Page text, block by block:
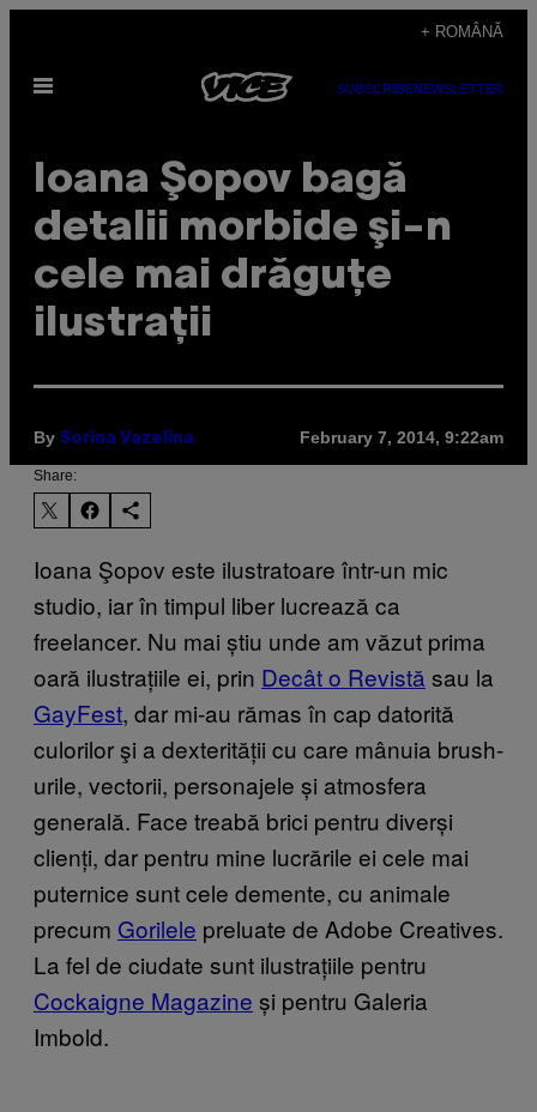
content
+ ROMÂNĂ
Open
SUBSCRIBENEWSLETTER
Ioana Şopov bagă
detalii morbide şi-n
cele mai drăguţe
ilustraţii
By Sorina Vazelina February 7, 2014, 9:22am
Share:
Ioana Şopov este ilustratoare într-un mic
studio, iar în timpul liber lucrează ca
freelancer. Nu mai știu unde am văzut prima
oară ilustrațiile ei, prin Decât o Revistă sau la
GayFest, dar mi-au rămas în cap datorită
culorilor şi a dexterității cu care mânuia brush-
urile, vectorii, personajele și atmosfera
generală. Face treabă brici pentru diverși
clienți, dar pentru mine lucrările ei cele mai
puternice sunt cele demente, cu animale
precum Gorilele preluate de Adobe Creatives.
La fel de ciudate sunt ilustrațiile pentru
Cockaigne Magazine și pentru Galeria
Imbold.